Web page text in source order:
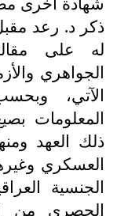
ذكر د. رعد
له على
الجواهري
الآتي،
المعلومات
ذلك العهد
العسكري
الجنسية
الحصري من